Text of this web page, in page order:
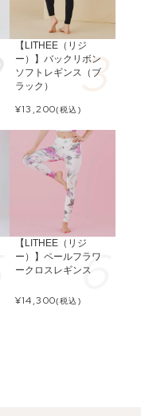
【LITHEE（リジ
ー）】バックリボン
ソフトレギンス（ブ
ラック）
¥13,200(税込)
【LITHEE（リジ
ー）】ペールフラワ
ークロスレギンス
¥14,300(税込)